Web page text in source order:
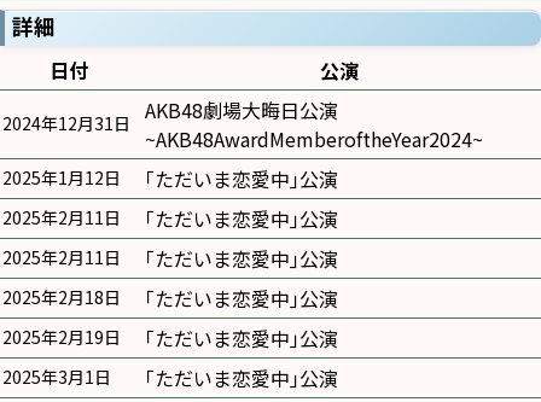
詳細
日付 公演
2024年12月31日
AKB48劇場大晦日公演
~AKB48AwardMemberoftheYear2024~
2025年1月12日 ｢ただいま恋愛中｣公演
2025年2月11日 ｢ただいま恋愛中｣公演
2025年2月11日 ｢ただいま恋愛中｣公演
2025年2月18日 ｢ただいま恋愛中｣公演
2025年2月19日 ｢ただいま恋愛中｣公演
2025年3月1日 ｢ただいま恋愛中｣公演